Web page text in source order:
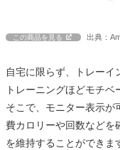
この商品を見る 出典：
自宅に限らず、トレー
トレーニングほどモチベ
そこで、モニター表示が
費カロリーや回数などを
を維持することができま